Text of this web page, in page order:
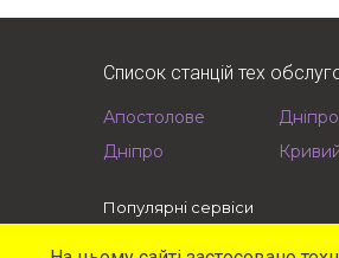
Список станцій тех
Апостолове
Дніпро
Дніпро
Популярні сервіси